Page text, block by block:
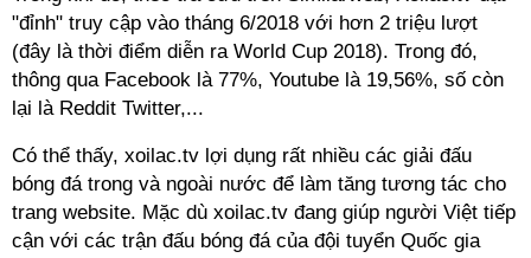
"đỉnh" truy cập vào tháng 6/2018 với hơn 2 triệu lượt
(đây là thời điểm diễn ra World Cup 2018). Trong đó,
thông qua Facebook là 77%, Youtube là 19,56%, số còn
lại là Reddit Twitter,...
Có thể thấy, xoilac.tv lợi dụng rất nhiều các giải đấu
bóng đá trong và ngoài nước để làm tăng tương tác cho
trang website. Mặc dù xoilac.tv đang giúp người Việt tiếp
cận với các trận đấu bóng đá của đội tuyển Quốc gia